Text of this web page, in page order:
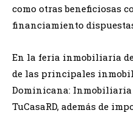
como otras beneficiosas
financiamiento
En la feria inmobiliaria
de las principales
Dominicana: Inmobiliaria
TuCasaRD, además de